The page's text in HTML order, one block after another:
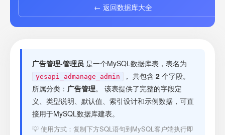
套餐
接口测试
← 返回数据库大全
广告管理-管理员 是一个MySQL数据库表，表名为
yesapi_admanage_admin ， 共包含 2 个字段。
所属分类： 广告管理。 该表提供了完整的字段定
义、类型说明、默认值、索引设计和示例数据，可直
接用于MySQL数据库建表。
💡 使用方式：复制下方SQL语句到MySQL客户端执行即